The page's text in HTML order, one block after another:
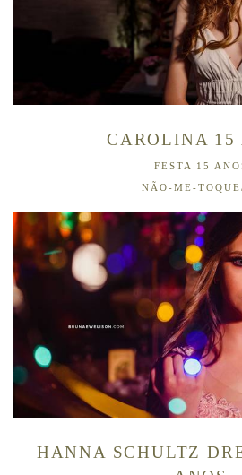
CAROLINA 15
FESTA 15
NÃO-ME-
HANNA SCHULTZ